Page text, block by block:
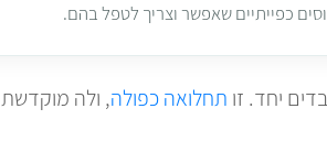
כפייתיים שאפשר וצריך לטפל בהם.
יחד. זו תחלואה כפולה, ולה מוקדשת